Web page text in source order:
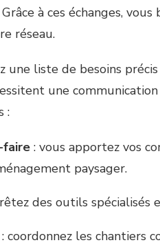
à ces échanges,
réseau.
une liste de besoins
une
:
faire : vous apportez vos
paysager.
des outils spécialisés
: coordonnez les chantiers